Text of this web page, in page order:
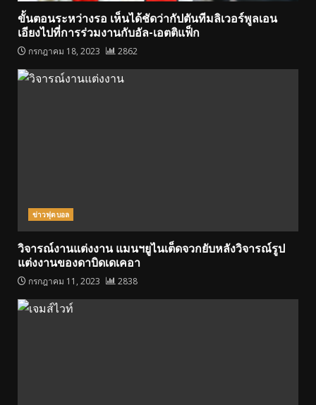
ขั้นตอนระหว่างรอ เห็นได้ชัดว่ากัปตันทีมลิเวอร์พูลเอน
เอียงไปที่การร่วมงานกับอัล-เอตติแฟ็ก
กรกฎาคม 18, 2023 2862
ข่าวฟุตบอล
วิจารณ์งานแต่งงาน แมนฯยูไนเต็ดจวกยับหลังวิจารณ์รูป
แต่งงานของดาบิดเดเคอา
กรกฎาคม 11, 2023 2838